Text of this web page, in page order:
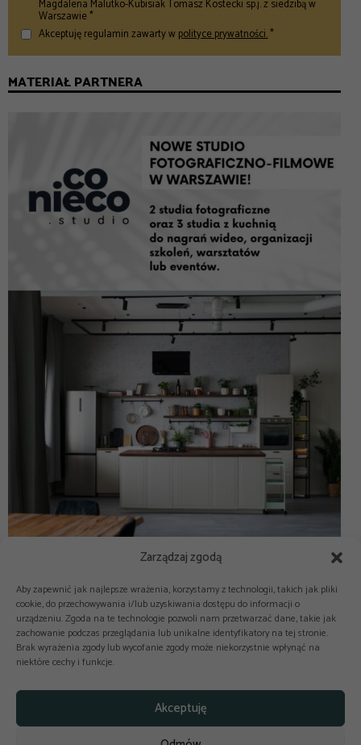
Zarządzaj zgodą
Aby zapewnić jak najlepsze wrażenia, korzystamy z technologii, takich jak pliki
cookie, do przechowywania i/lub uzyskiwania dostępu do informacji o
urządzeniu. Zgoda na te technologie pozwoli nam przetwarzać dane, takie jak
zachowanie podczas przeglądania lub unikalne identyfikatory na tej stronie.
Brak wyrażenia zgody lub wycofanie zgody może niekorzystnie wpłynąć na
niektóre cechy i funkcje.
Akceptuję
Magdalena Malutko-Kubisiak Tomasz Kostecki sp.j. z siedzibą w
Warszawie *
Akceptuję regulamin zawarty wpolityce prywatności.*
MATERIAŁ PARTNERA
Copyright © 2025-2026 odkuchni.co
Polityka prywatności
Regulamin